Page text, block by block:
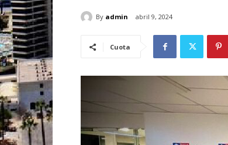
By admin abril 9, 2024
Cuota